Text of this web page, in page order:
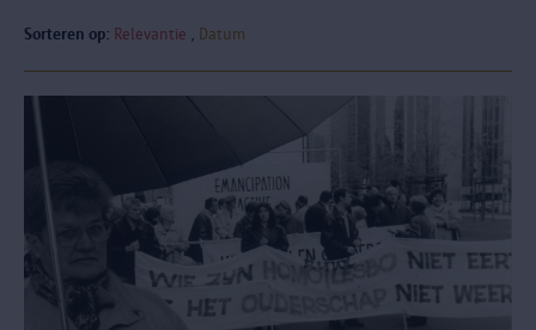
Sorteren op: Relevantie Datum